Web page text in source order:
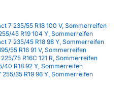
7 235/55 R18 100 V, Sommerreifen
45 R19 104 Y, Sommerreifen
7 235/45 R18 98 Y, Sommerreifen
55 R16 91 V, Sommerreifen
75 R16C 121 R, Sommerreifen
40 R18 92 Y, Sommerreifen
35 R19 96 Y, Sommerreifen